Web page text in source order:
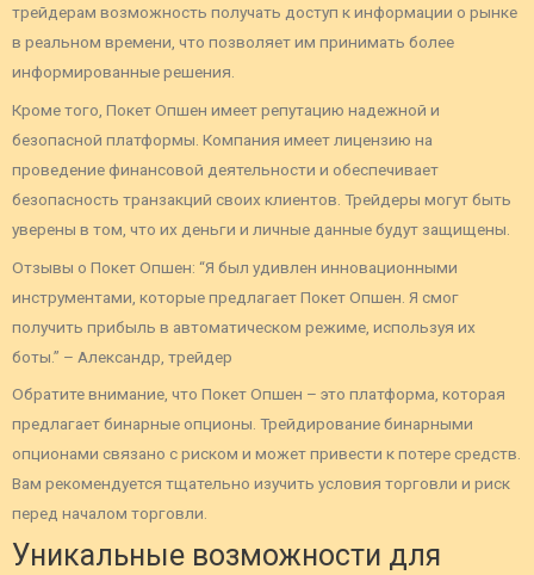
трейдерам возможность получать доступ к информации о рынке
в реальном времени, что позволяет им принимать более
информированные решения.
Кроме того, Покет Опшен имеет репутацию надежной и
безопасной платформы. Компания имеет лицензию на
проведение финансовой деятельности и обеспечивает
безопасность транзакций своих клиентов. Трейдеры могут быть
уверены в том, что их деньги и личные данные будут защищены.
Отзывы о Покет Опшен: “Я был удивлен инновационными
инструментами, которые предлагает Покет Опшен. Я смог
получить прибыль в автоматическом режиме, используя их
боты.” – Александр, трейдер
Обратите внимание, что Покет Опшен – это платформа, которая
предлагает бинарные опционы. Трейдирование бинарными
опционами связано с риском и может привести к потере средств.
Вам рекомендуется тщательно изучить условия торговли и риск
перед началом торговли.
Уникальные возможности для